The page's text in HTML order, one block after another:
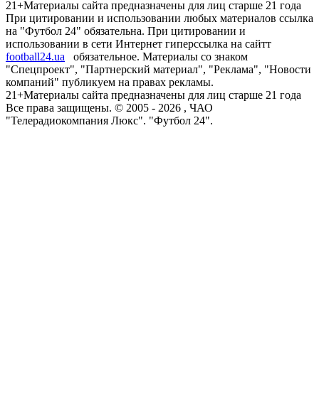
21+Материалы сайта предназначены для лиц старше 21 года
При цитировании и использовании любых материалов ссылка
на "Футбол 24" обязательна. При цитировании и
использовании в сети Интернет гиперссылка на сайтт
football24.ua
обязательное. Материалы со знаком
"Спецпроект", "Партнерский материал", "Реклама", "Новости
компаний" публикуем на правах рекламы.
21+Материалы сайта предназначены для лиц старше 21 года
Все права защищены. © 2005 - 2026 , ЧАО
"Телерадиокомпания Люкс". "Футбол 24".